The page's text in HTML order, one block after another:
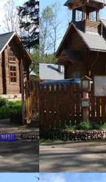
, Сергиево-